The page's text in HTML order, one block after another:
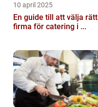
10 april 2025
En guide till att välja rätt
firma för catering i ...